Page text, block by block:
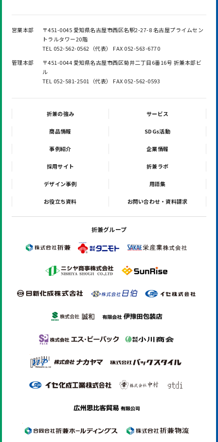
営業本部
〒451-0045 愛知県名古屋市西区名駅2-27-8 名古屋プライムセン
トラルタワー20階
TEL 052-562-0562（代表） FAX 052-563-6770
管理本部
〒451-0044 愛知県名古屋市西区菊井二丁目6番16号 折兼本部ビ
ル
TEL 052-581-2501（代表） FAX 052-562-0593
折兼の強み サービス
商品情報 SDGs活動
事例紹介 企業情報
採用サイト 折兼ラボ
デザイン事例 用語集
お役立ち資料 お問い合わせ・資料請求
折兼グループ